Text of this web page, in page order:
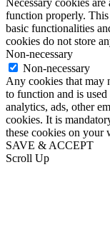
function properly.
basic functionalities
cookies do not store
Non-necessary
Non-necessary
Any cookies that may
to function and is
analytics, ads, other
cookies. It is
these cookies on your
SAVE & ACCEPT
Scroll Up